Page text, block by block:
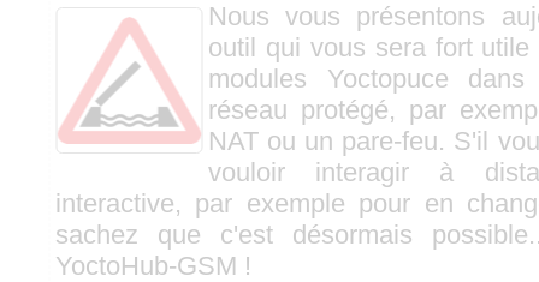
Nous vous présentons
outil qui vous sera fort
modules Yoctopuce
réseau protégé, par
NAT ou un pare-feu. S'il
vouloir interagir à
interactive, par exemple pour en
sachez que c'est désormais
YoctoHub-GSM !